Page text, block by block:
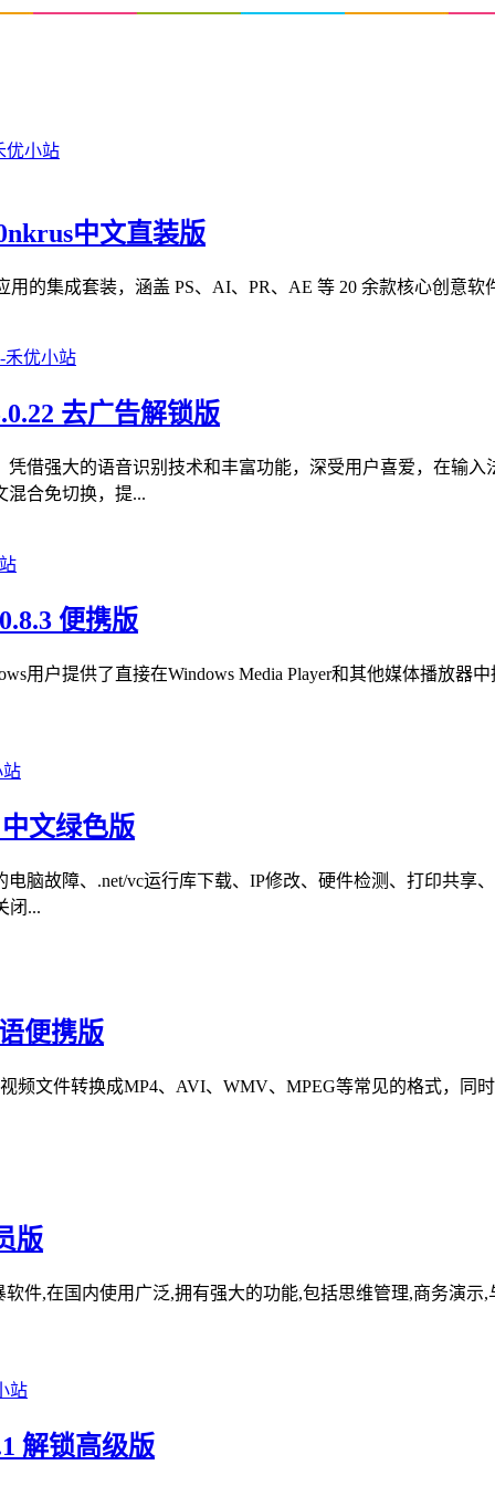
中文直装版
用的集成套装，涵盖 PS、AI、PR、AE 等 20 余款核心创意
去广告解锁版
借强大的语音识别技术和丰富功能，深受用户喜爱，在输
混合免切换，提...
便携版
用户提供了直接在Windows Media Player和其他媒体播放
文绿色版
脑故障、.net/vc运行库下载、IP修改、硬件检测、打印共享
闭...
便携版
频文件转换成MP4、AVI、WMV、MPEG等常见的格式，同
版
件,在国内使用广泛,拥有强大的功能,包括思维管理,商务演
解锁高级版